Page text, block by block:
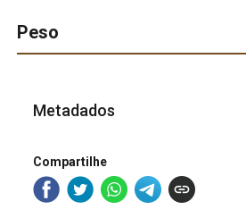
Peso
Metadados
Compartilhe